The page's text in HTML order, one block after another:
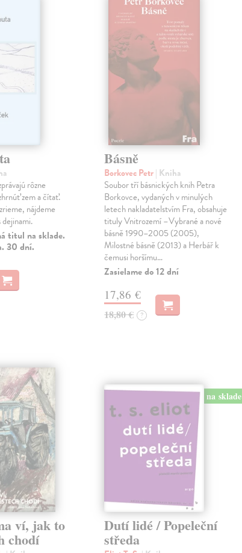
rôzne
zem a čítať.
nájdeme
titul na sklade.
30 dní.
Básně
Borkovec Petr| Kniha
Soubor tří básnických knih Petra
Borkovce, vydaných v minulých
letech nakladatelstvím Fra, obsahuje
tituly Vnitrozemí –Vybrané a nové
básně 1990–2005 (2005),
Milostné básně (2013) a Herbář k
čemusi horšímu…
Zasielame do 12 dní
17,86 €
18,80 € ?
ví, jak to
chodí
na sklade
Dutí lidé / Popeleční
středa